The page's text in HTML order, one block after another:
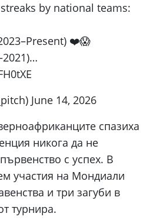
by national teams:
❤️😱
June 14, 2026
спазиха
никога да не
с успех. В
участия на Мондиали
и три загуби в
турнира.